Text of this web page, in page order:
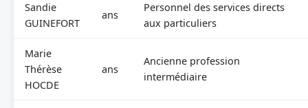
Sandie
GUINEFORT
ans
Personnel des services directs
aux particuliers
Marie
Thérèse
HOCDE
ans
Ancienne profession
intermédiaire